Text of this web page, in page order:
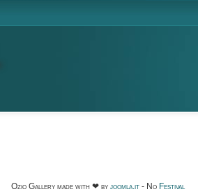
Ozio Gallery made with ❤ by joomla.it- No Festival